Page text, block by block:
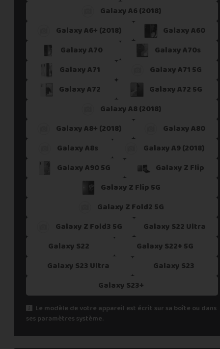
Galaxy A6 (2018)
Galaxy A6+ (2018)
Galaxy A60
Galaxy A70
Galaxy A70s
Galaxy A71
Galaxy A71 5G
Galaxy A72
Galaxy A72 5G
Galaxy A8 (2018)
Galaxy A8+ (2018)
Galaxy A80
Galaxy A8s
Galaxy A9 (2018)
Galaxy A90 5G
Galaxy Z Flip
Galaxy Z Flip 5G
Galaxy Z Fold2 5G
Galaxy Z Fold3 5G
Galaxy S22 Ultra
Galaxy S22
Galaxy S22+ 5G
Galaxy S23 Ultra
Galaxy S23
Galaxy S23+
Le modèle de votre appareil est écrit sur sa boîte ou dans
ses paramètres système.